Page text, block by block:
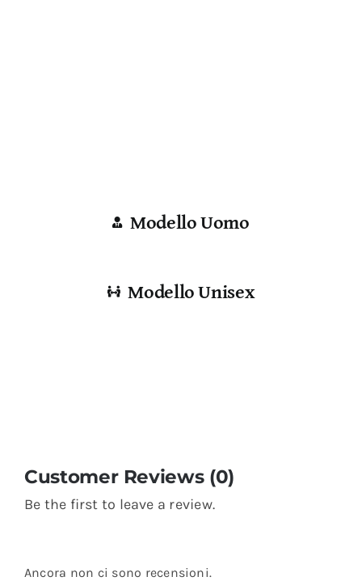
Modello Uomo
Modello Unisex
Customer Reviews (0)
Be the first to leave a review.
Ancora non ci sono recensioni.